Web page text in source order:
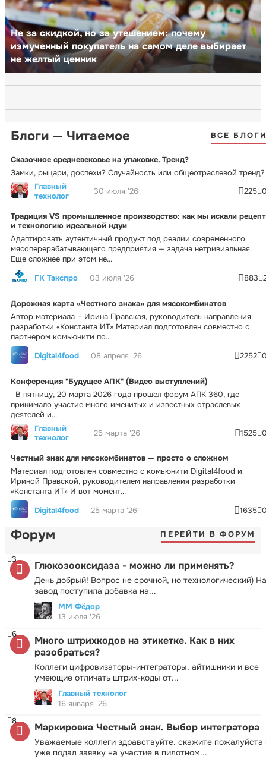
Не за скидкой, но за утешением: почему
измученный покупатель на самом деле выбирает
не желтый ценник
Блоги — Читаемое ВСЕ
Сказочное средневековье на упаковке. Тренд?
Замки, рыцари, доспехи? Случайность или общеотраслевой тренд?
Главный
технолог
30 июля '26 225
Традиция VS промышленное производство: как мы искали рецепт
и технологию идеальной ндуи
Адаптировать аутентичный продукт под реалии современного
мясоперерабатывающего предприятия — задача нетривиальная.
Еще сложнее при этом не...
ГК Тэкспро
03 июля '26 883
Дорожная карта «Честного знака» для мясокомбинатов
Автор материала – Ирина Правская, руководитель направления
разработки «Константа ИТ» Материал подготовлен совместно с
партнером комьюнити по...
Digital4food
08 апреля '26 2252
Конференция "Будущее АПК" (Видео выступлений)
В пятницу, 20 марта 2026 года прошел форум АПК 360, где
принимало участие много именитых и известных отраслевых
деятелей и...
Главный
технолог
25 марта '26 1525
Честный знак для мясокомбинатов — просто о сложном
Материал подготовлен совместно с комьюнити Digital4food и
Ириной Правской, руководителем направления разработки
«Константа ИТ» И вот момент...
Digital4food
25 марта '26 1635
Форум ПЕРЕЙТИ В ФОРУМ
Глюкозооксидаза - можно ли применять?
День добрый! Вопрос не срочной, но технологический) На
завод поступила добавка на...
3
ММ Фёдор
13 июля '26
Много штрихкодов на этикетке. Как в них
разобраться?
Коллеги цифровизаторы-интеграторы, айтишники и все
умеющие отличать штрих-коды от...
6
Главный технолог
16 января '26
Маркировка Честный знак. Выбор интегратора
Уважаемые коллеги здравствуйте. скажите пожалуйста
уже подал заявку на участие в пилотном...
8